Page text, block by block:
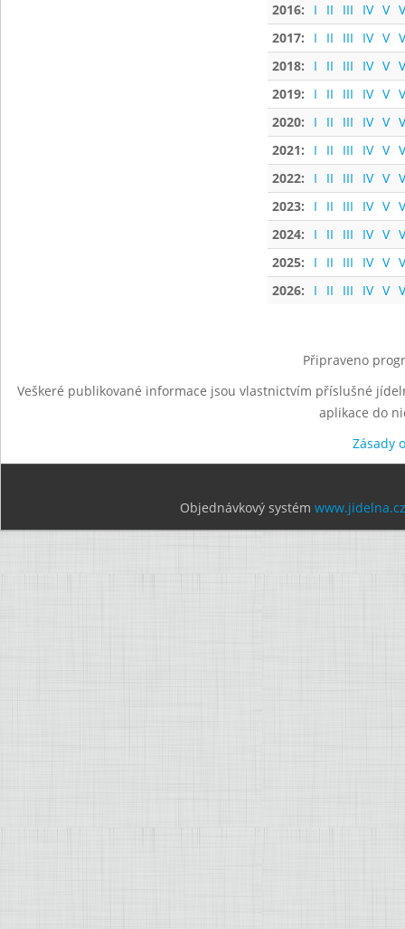
2016:
I II III IV V
2017:
I II III IV V
2018:
I II III IV V
2019:
I II III IV V
2020:
I II III IV V
2021:
I II III IV V
2022:
I II III IV V
2023:
I II III IV V
2024:
I II III IV V
2025:
I II III IV V
2026:
I II III IV V
Připraveno
Veškeré publikované informace jsou vlastnictvím příslušné
aplikace do
Zásady
Objednávkový systém www.jidelna.cz